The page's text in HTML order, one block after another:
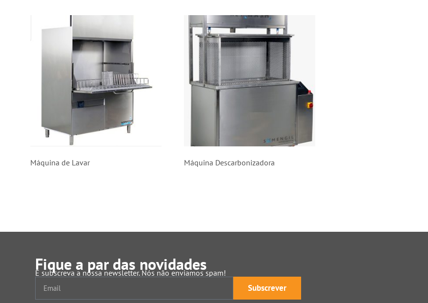
Máquina de Lavar Máquina Descarbonizadora
Fique a par das novidades
E subscreva a nossa newsletter. Nós não enviamos spam!
Subscrever